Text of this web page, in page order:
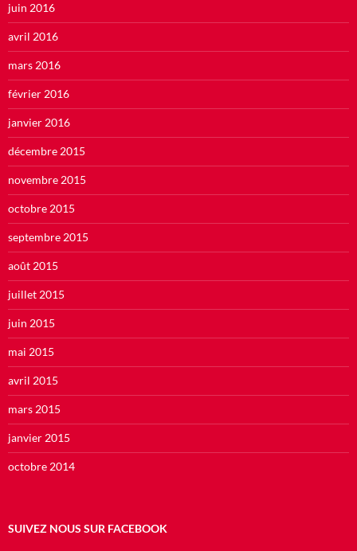
juin 2016
avril 2016
mars 2016
février 2016
janvier 2016
décembre 2015
novembre 2015
octobre 2015
septembre 2015
août 2015
juillet 2015
juin 2015
mai 2015
avril 2015
mars 2015
janvier 2015
octobre 2014
SUIVEZ NOUS SUR FACEBOOK